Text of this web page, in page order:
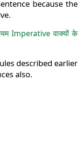
because the
Imperative वाक्यों के
described earlier
also.